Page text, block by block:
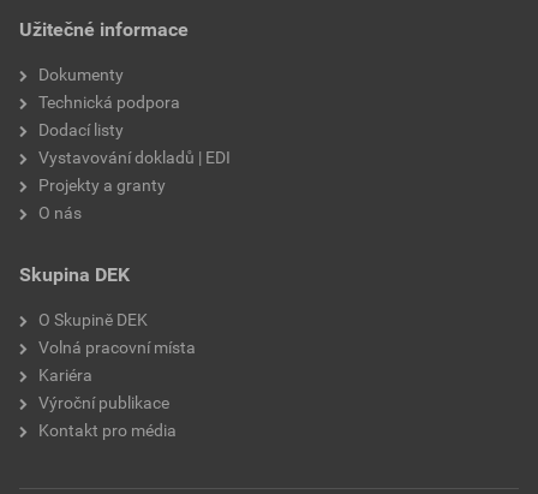
Užitečné informace
Dokumenty
Technická podpora
Dodací listy
Vystavování dokladů | EDI
Projekty a granty
O nás
Skupina DEK
O Skupině DEK
Volná pracovní místa
Kariéra
Výroční publikace
Kontakt pro média